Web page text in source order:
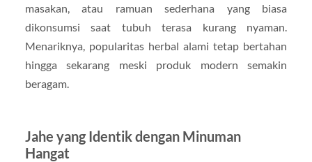
masakan, atau ramuan sederhana yang biasa
dikonsumsi saat tubuh terasa kurang nyaman.
Menariknya, popularitas herbal alami tetap bertahan
hingga sekarang meski produk modern semakin
beragam.
Jahe yang Identik dengan Minuman
Hangat